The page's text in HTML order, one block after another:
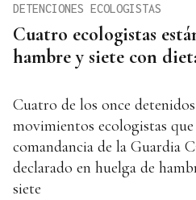
Cuatro ecologistas
hambre y siete con
DETENCIONES ECOLOGISTAS
Cuatro de los once
movimientos ecologistas
comandancia de la Guardia
declarado en huelga de
siete